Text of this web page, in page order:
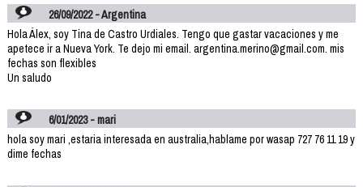
26/09/2022 - Argentina
Hola Álex, soy Tina de Castro Urdiales. Tengo que gastar vacaciones y me
apetece ir a Nueva York. Te dejo mi email. argentina.merino@gmail.com. mis
fechas son flexibles
Un saludo
6/01/2023 - mari
hola soy mari ,estaria interesada en australia,hablame por wasap 727 76 11 19 y
dime fechas